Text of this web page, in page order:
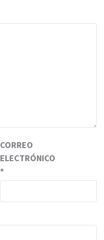
CORREO
ELECTRÓNICO
*